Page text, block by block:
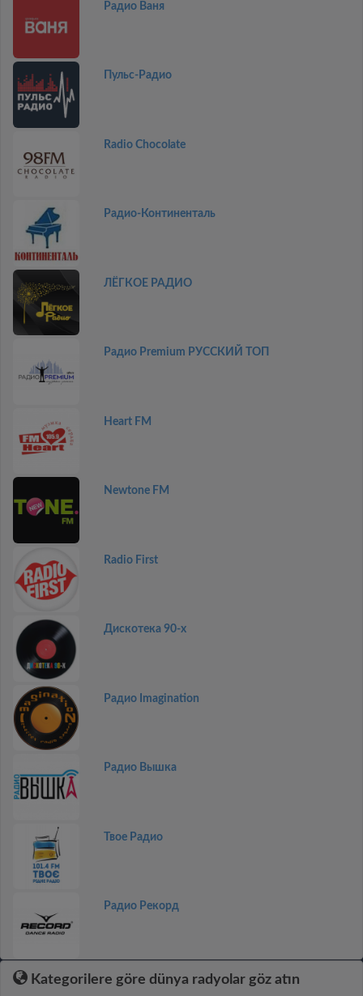
Радио Ваня
Пульс-Радио
Radio Chocolate
Радио-Континенталь
ЛЁГКОЕ РАДИО
Радио Premium РУССКИЙ ТОП
Heart FM
Newtone FM
Radio First
Дискотекa 90-x
Радио Imagination
Радио Вышка
Твое Радио
Радио Рекорд
Kategorilere göre dünya radyolar göz atın